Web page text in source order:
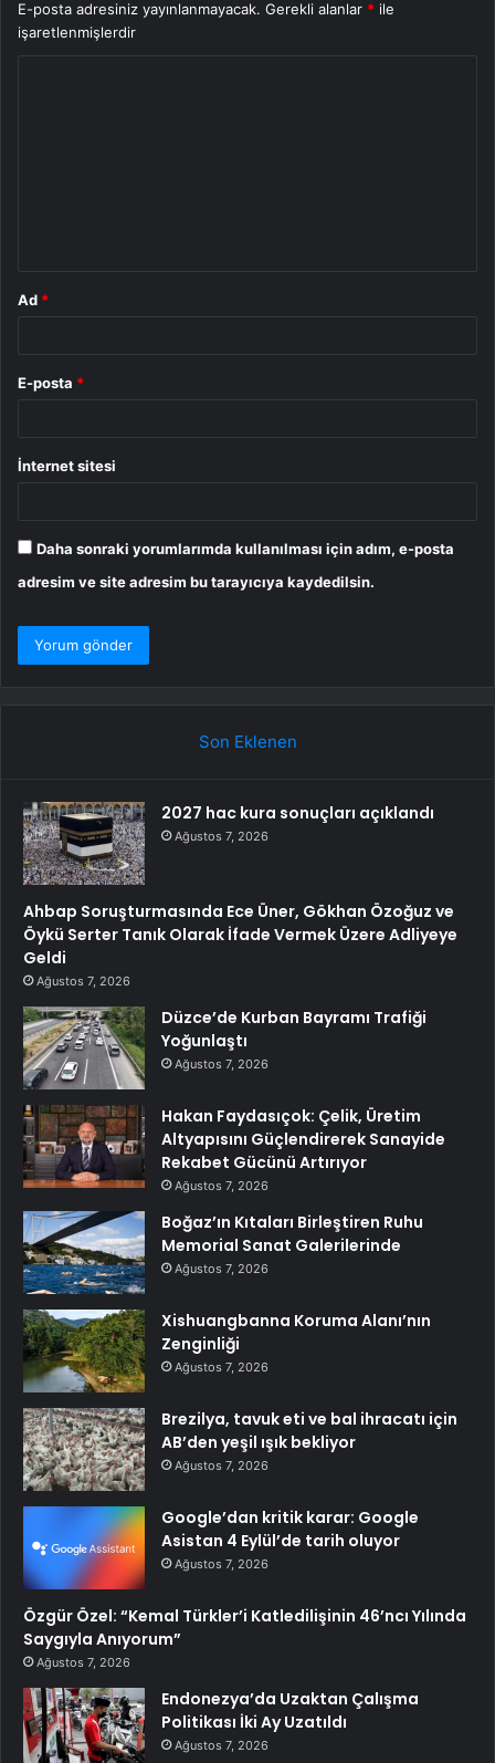
E-posta adresiniz yayınlanmayacak. Gerekli alanlar * ile
işaretlenmişlerdir
Ad *
E-posta *
İnternet sitesi
Daha sonraki yorumlarımda kullanılması için adım, e-posta
adresim ve site adresim bu tarayıcıya kaydedilsin.
Son Eklenen
2027 hac kura sonuçları açıklandı
Ağustos 7, 2026
Ahbap Soruşturmasında Ece Üner, Gökhan Özoğuz ve
Öykü Serter Tanık Olarak İfade Vermek Üzere Adliyeye
Geldi
Ağustos 7, 2026
Düzce’de Kurban Bayramı Trafiği
Yoğunlaştı
Ağustos 7, 2026
Hakan Faydasıçok: Çelik, Üretim
Altyapısını Güçlendirerek Sanayide
Rekabet Gücünü Artırıyor
Ağustos 7, 2026
Boğaz’ın Kıtaları Birleştiren Ruhu
Memorial Sanat Galerilerinde
Ağustos 7, 2026
Xishuangbanna Koruma Alanı’nın
Zenginliği
Ağustos 7, 2026
Brezilya, tavuk eti ve bal ihracatı için
AB’den yeşil ışık bekliyor
Ağustos 7, 2026
Google’dan kritik karar: Google
Asistan 4 Eylül’de tarih oluyor
Ağustos 7, 2026
Özgür Özel: “Kemal Türkler’i Katledilişinin 46’ncı Yılında
Saygıyla Anıyorum”
Ağustos 7, 2026
Endonezya’da Uzaktan Çalışma
Politikası İki Ay Uzatıldı
Ağustos 7, 2026